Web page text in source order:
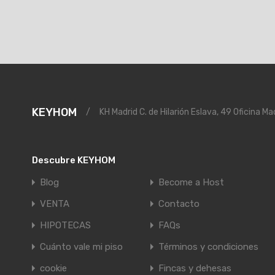
KEYHOM / KH Madrid C. de Hilarión Eslava, 49 Oficina
Descubre KEYHOM
Blog
Become a Host
VENTA
Contacto
HIPOTECAS
FAQs
Cuánto vale mi piso
Términos y condiciones
cookie
Fincas y dehesas